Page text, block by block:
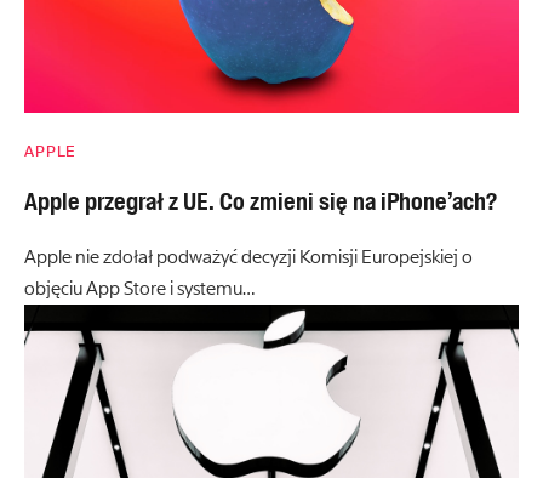
APPLE
Apple przegrał z UE. Co zmieni się na iPhone’ach?
Apple nie zdołał podważyć decyzji Komisji Europejskiej o
objęciu App Store i systemu…